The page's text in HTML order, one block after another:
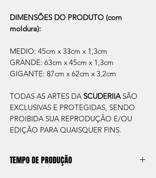
DIMENSÕES DO PRODUTO (com
moldura):
MEDIO: 45cm x 33cm x 1,3cm
GRANDE: 63cm x 45cm x 1,3cm
GIGANTE: 87cm x 62cm x 3,2cm
TODAS AS ARTES DA SCUDERIIA SÃO
EXCLUSIVAS E PROTEGIDAS, SENDO
PROIBIDA SUA REPRODUÇÃO E/OU
EDIÇÃO PARA QUAISQUER FINS.
TEMPO DE PRODUÇÃO